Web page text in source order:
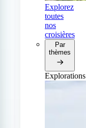
Explorez
toutes
nos
croisières
Par
thèmes
Explorations